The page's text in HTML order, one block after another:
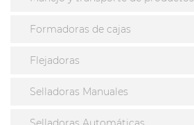
Formadoras de cajas
Flejadoras
Selladoras Manuales